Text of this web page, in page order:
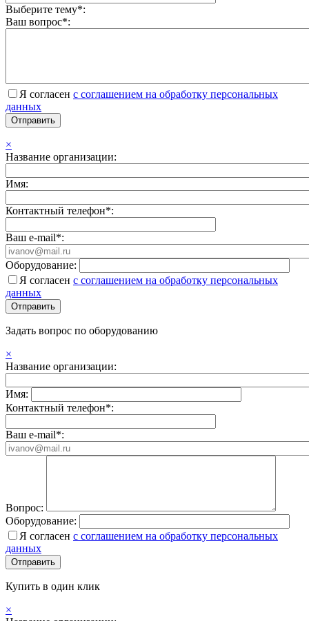
Выберите тему*:
Ваш вопрос*:
Я согласен с соглашением на обработку персональных
данных
×
Название организации:
Имя:
Контактный телефон*:
Ваш e-mail*:
Оборудование:
Я согласен с соглашением на обработку персональных
данных
Задать вопрос по оборудованию
×
Название организации:
Имя:
Контактный телефон*:
Ваш e-mail*:
Вопрос:
Оборудование:
Я согласен с соглашением на обработку персональных
данных
Купить в один клик
×